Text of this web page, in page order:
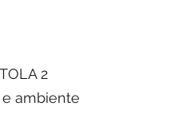
2
ambiente